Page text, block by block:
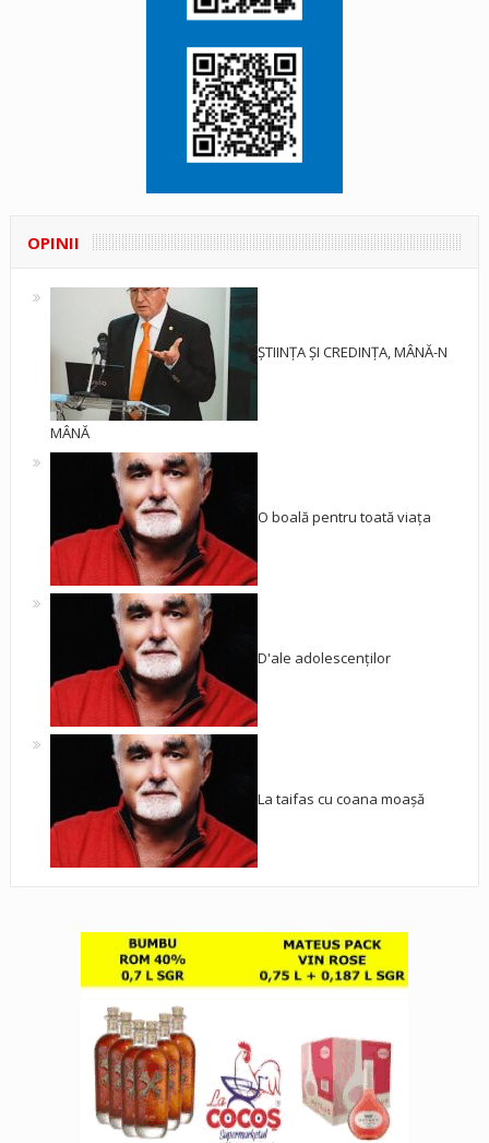
OPINII
ȘTIINȚA ȘI CREDINȚA, MÂNĂ-N
MÂNĂ
O boală pentru toată viața
D'ale adolescenților
La taifas cu coana moașă